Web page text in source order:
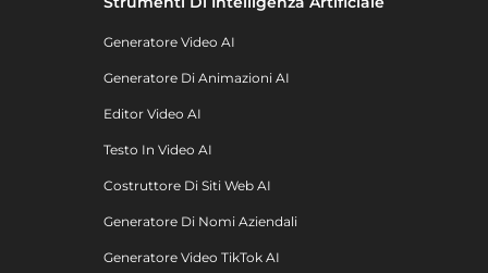
Generatore Video AI
Generatore Di Animazioni AI
Editor Video AI
Testo In Video AI
Costruttore Di Siti Web AI
Generatore Di Nomi Aziendali
Generatore Video TikTok AI